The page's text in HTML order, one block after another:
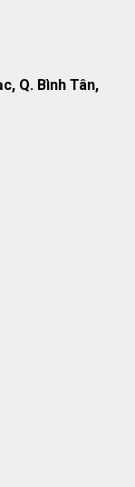
Q. Bình Tân,